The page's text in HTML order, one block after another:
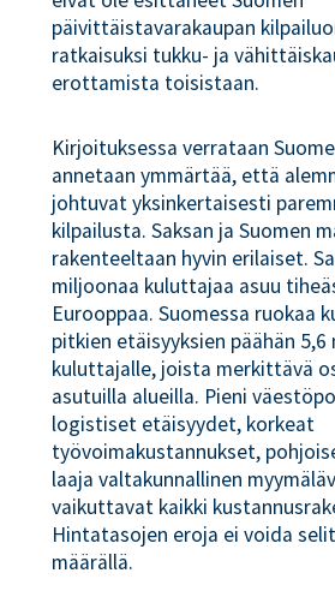
päivittäistavarakaupan
ratkaisuksi tukku- ja
erottamista toisistaan.
Kirjoituksessa verrataan
annetaan ymmärtää, että
johtuvat yksinkertaisesti
kilpailusta. Saksan ja Suomen
rakenteeltaan hyvin erilaiset.
miljoonaa kuluttajaa asuu
Eurooppaa. Suomessa ruokaa
pitkien etäisyyksien päähän
kuluttajalle, joista merkittävä
asutuilla alueilla. Pieni
logistiset etäisyydet, korkeat
työvoimakustannukset,
laaja valtakunnallinen
vaikuttavat kaikki
Hintatasojen eroja ei voida
määrällä.